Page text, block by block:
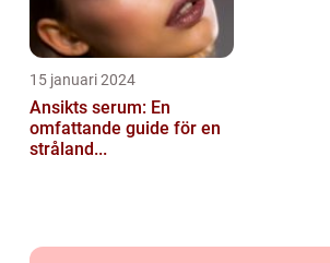
15 januari 2024
Ansikts serum: En
omfattande guide för en
stråland...